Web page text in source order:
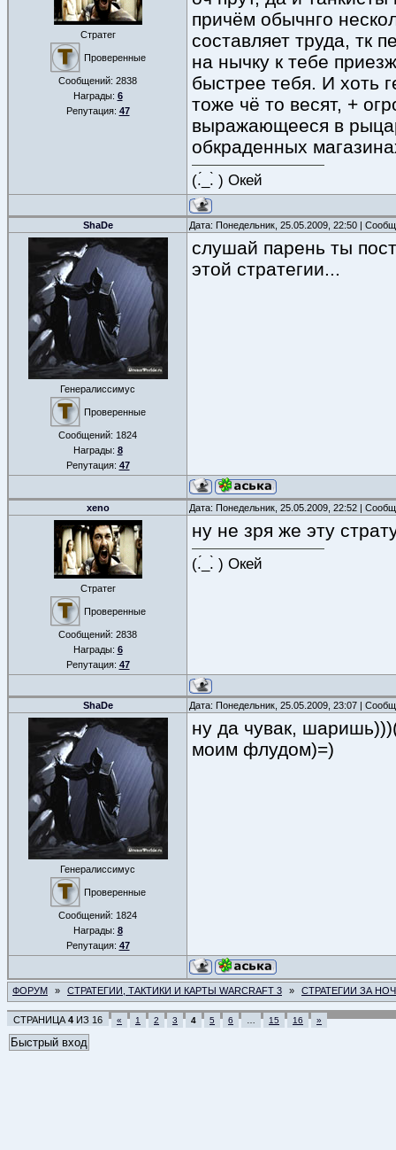
Стратег
Проверенные
Сообщений: 2838
Награды: 6
Репутация: 47
причём обычнго
составляет труда, тк
на нычку к тебе
быстрее тебя. И хоть
тоже чё то весят, +
выражающееся в
обкраденных
(.́_.̀ ) Окей
ShaDe Дата: Понедельник, 25.05.2009, 22:50 |
Генералиссимус
Проверенные
Сообщений: 1824
Награды: 8
Репутация: 47
слушай парень ты
этой стратегии...
xeno Дата: Понедельник, 25.05.2009, 22:52 |
Стратег
Проверенные
Сообщений: 2838
Награды: 6
Репутация: 47
ну не зря же эту
(.́_.̀ ) Окей
ShaDe Дата: Понедельник, 25.05.2009, 23:07 |
Генералиссимус
Проверенные
Сообщений: 1824
Награды: 8
Репутация: 47
ну да чувак,
моим флудом)=)
ФОРУМ » СТРАТЕГИИ, ТАКТИКИ И КАРТЫ WARCRAFT 3 » СТРАТЕГИИ ЗА
СТРАНИЦА 4 ИЗ 16 « 1 2 3 4 5 6 15 16 »